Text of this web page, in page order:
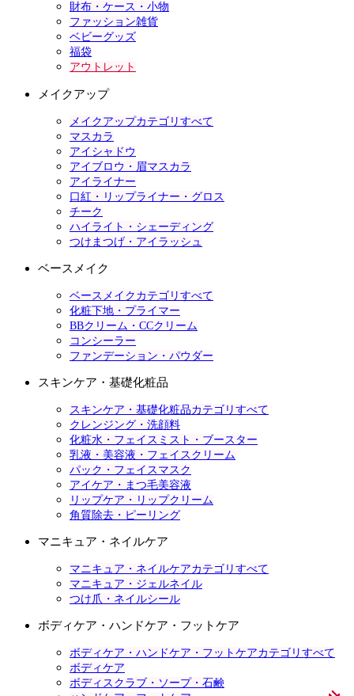
財布・ケース・小物
ファッション雑貨
ベビーグッズ
福袋
アウトレット
メイクアップ
メイクアップカテゴリすべて
マスカラ
アイシャドウ
アイブロウ・眉マスカラ
アイライナー
口紅・リップライナー・グロス
チーク
ハイライト・シェーディング
つけまつげ・アイラッシュ
ベースメイク
ベースメイクカテゴリすべて
化粧下地・プライマー
BBクリーム・CCクリーム
コンシーラー
ファンデーション・パウダー
スキンケア・基礎化粧品
スキンケア・基礎化粧品カテゴリすべて
クレンジング・洗顔料
化粧水・フェイスミスト・ブースター
乳液・美容液・フェイスクリーム
パック・フェイスマスク
アイケア・まつ毛美容液
リップケア・リップクリーム
角質除去・ピーリング
マニキュア・ネイルケア
マニキュア・ネイルケアカテゴリすべて
マニキュア・ジェルネイル
つけ爪・ネイルシール
ボディケア・ハンドケア・フットケア
ボディケア・ハンドケア・フットケアカテゴリすべて
ボディケア
ボディスクラブ・ソープ・石鹸